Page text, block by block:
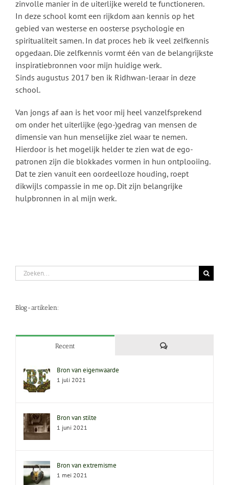
zinvolle manier in de uiterlijke wereld te functioneren.
In deze school komt een rijkdom aan kennis op het
gebied van westerse en oosterse psychologie en
spiritualiteit samen. In dat proces heb ik veel zelfkennis
opgedaan. Die zelfkennis vormt één van de belangrijkste
inspiratiebronnen voor mijn huidige werk.
Sinds augustus 2017 ben ik Ridhwan-leraar in deze
school.
Van jongs af aan is het voor mij heel vanzelfsprekend
om onder het uiterlijke (ego-)gedrag van mensen de
dimensie van hun menselijke ziel waar te nemen.
Hierdoor is het mogelijk helder te zien wat de ego-
patronen zijn die blokkades vormen in hun ontplooiing.
Dat te zien vanuit een oordeelloze houding, roept
dikwijls compassie in me op. Dit zijn belangrijke
hulpbronnen in al mijn werk.
Zoeken
naar:
Blog-artikelen:
Recent Reacties
Bron van eigenwaarde
1 juli 2021
Bron van stilte
1 juni 2021
Bron van extremisme
1 mei 2021